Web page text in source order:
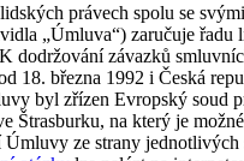
právech spolu se
„Úmluva“) zaručuje řadu
dodržování závazků
18. března 1992 i Česká
byl zřízen Evropský soud
Štrasburku, na který je
Úmluvy ze strany jednotlivých